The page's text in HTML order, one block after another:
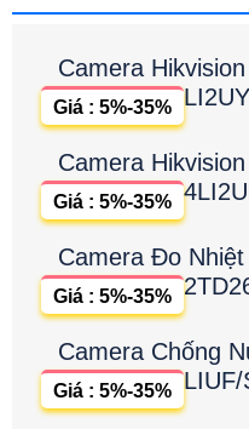
Camera
Giá : 5%-35%
Camera
Giá : 5%-35%
Camera Đo
Giá : 5%-35%
Camera Chống
LIUF/
Giá : 5%-35%